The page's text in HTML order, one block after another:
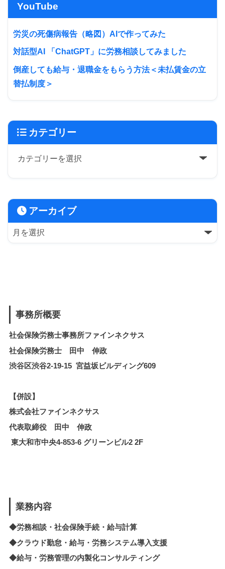
YouTube
労災の死傷病報告（略図）AIで作ってみた
対話型AI 「ChatGPT」に労務相談してみました
倒産しても給与・退職金をもらう方法＜未払賃金の立
替払制度＞
カテゴリー
アーカイブ
事務所概要
社会保険労務士事務所ファインネクサス
社会保険労務士 田中 伸政
渋谷区渋谷2-19-15 宮益坂ビルディング609
【併設】
株式会社ファインネクサス
代表取締役 田中 伸政
東大和市中央4-853-6 グリーンビル2 2F
業務内容
◆労務相談・社会保険手続・給与計算
◆クラウド勤怠・給与・労務システム導入支援
◆給与・労務管理の内製化コンサルティング